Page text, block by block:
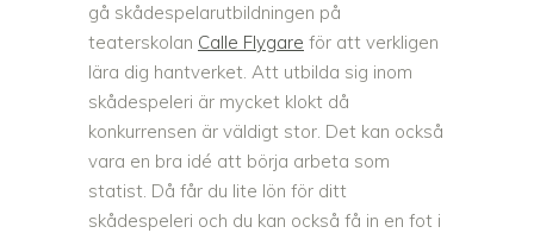
gå skådespelarutbildningen på
teaterskolan Calle Flygare för att verkligen
lära dig hantverket. Att utbilda sig inom
skådespeleri är mycket klokt då
konkurrensen är väldigt stor. Det kan också
vara en bra idé att börja arbeta som
statist. Då får du lite lön för ditt
skådespeleri och du kan också få in en fot i